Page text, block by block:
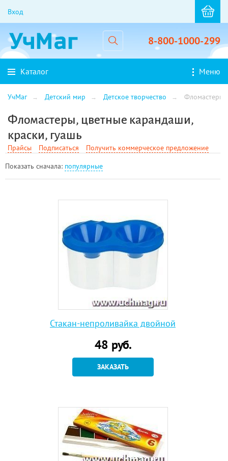
Вход
8-800-1000-299
Каталог Меню
УчМаг Детский мир Детское творчество Фломастеры,
Фломастеры, цветные карандаши,
краски, гуашь
Прайсы Подписаться
Получить коммерческое предложение
Показать cначала: популярные
Стакан-непроливайка двойной
48руб.
ЗАКАЗАТЬ